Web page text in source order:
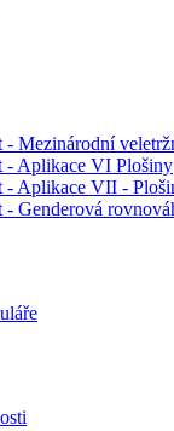
- Mezinárodní
- Aplikace VI Plošiny
- Aplikace VII -
Genderová